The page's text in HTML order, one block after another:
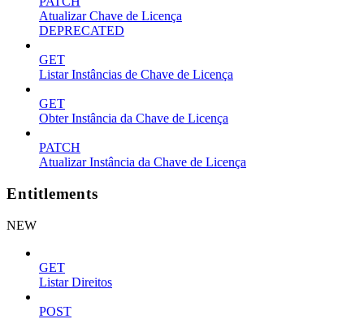
Atualizar Chave de Licença
DEPRECATED
GET
Listar Instâncias de Chave de Licença
GET
Obter Instância da Chave de Licença
PATCH
Atualizar Instância da Chave de Licença
Entitlements
NEW
GET
Listar Direitos
POST